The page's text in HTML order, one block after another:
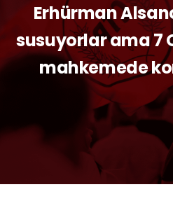
Erhürman
susuyorlar ama 7
mahkemede